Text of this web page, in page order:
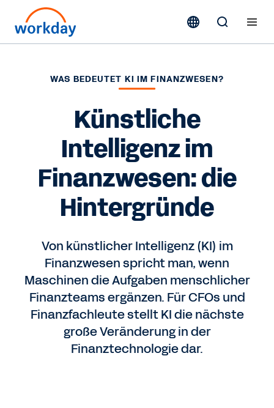
WAS BEDEUTET KI IM FINANZWESEN?
Künstliche
Intelligenz im
Finanzwesen: die
Hintergründe
Von künstlicher Intelligenz (KI) im
Finanzwesen spricht man, wenn
Maschinen die Aufgaben menschlicher
Finanzteams ergänzen. Für CFOs und
Finanzfachleute stellt KI die nächste
große Veränderung in der
Finanztechnologie dar.